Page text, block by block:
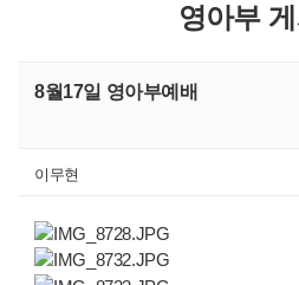
영아부
8월17일 영아부예배
이무현